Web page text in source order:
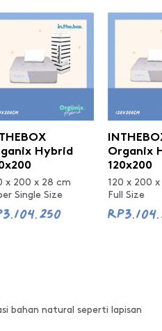
Hybrid
x 200 x 28 cm
Single Size
Organix
120x200
120 x 200
Full Size
bahan natural seperti lapisan